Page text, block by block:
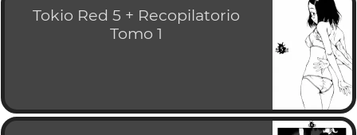
Tokio Red 5 + Recopilatorio
Tomo 1